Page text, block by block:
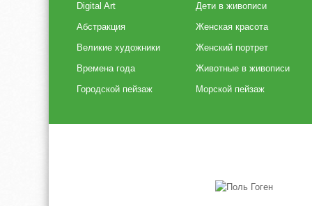
Digital Art
Абстракция
Великие художники
Времена года
Городской пейзаж
Дети в живописи
Женская красота
Женский портрет
Животные в живописи
Морской пейзаж